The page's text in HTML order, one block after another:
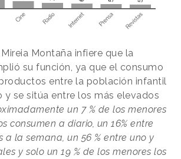
Montaña infiere que la
su función, ya que el consumo
entre la población infantil
y se sitúa entre los más elevados
un 7 % de los menores
consumen a diario, un 16% entre
a la semana, un 56 % entre uno y
y solo un 19 % de los menores los